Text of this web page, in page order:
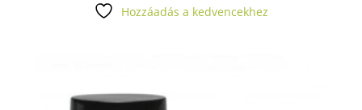
Hozzáadás a kedvencekhez